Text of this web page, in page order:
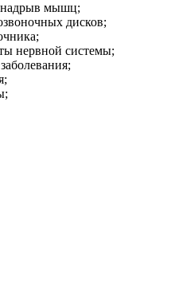
надрыв мышц;
дисков;
нервной системы;